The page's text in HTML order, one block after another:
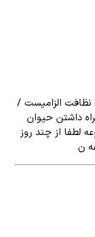
نظافت الزامیست /
داشتن حیوان
لطفا از چند روز
ن